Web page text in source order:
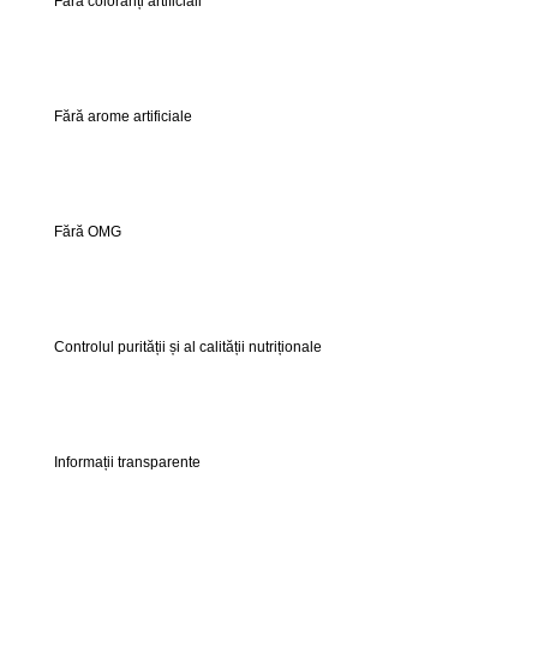
Fără arome artificiale
Fără OMG
Controlul purității și al calității nutriționale
Informații transparente